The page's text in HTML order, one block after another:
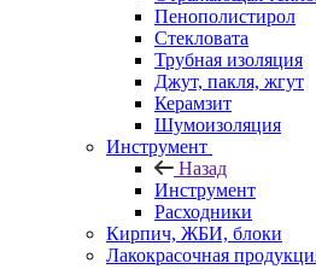
Пенополистирол
Стекловата
Трубная изоляция
Джут, пакля, жгут
Керамзит
Шумоизоляция
Инструмент
Назад
Инструмент
Расходники
Кирпич, ЖБИ, блоки
Лакокрасочная